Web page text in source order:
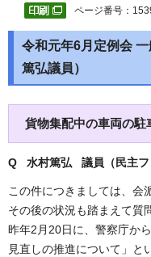
ページ番号：
令和元年6月定例会
篤弘議員）
貨物集配中の車両の駐
Q 水村篤弘 議員（民主フ
この件につきましては、会
その後の状況も踏まえて質
昨年2月20日に、警察庁か
見直しの推進について」と